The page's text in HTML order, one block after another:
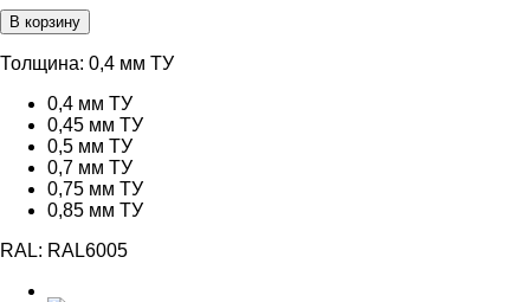
–
В корзину
Толщина: 0,4 мм ТУ
0,4 мм ТУ
0,45 мм ТУ
0,5 мм ТУ
0,7 мм ТУ
0,75 мм ТУ
0,85 мм ТУ
RAL: RAL6005